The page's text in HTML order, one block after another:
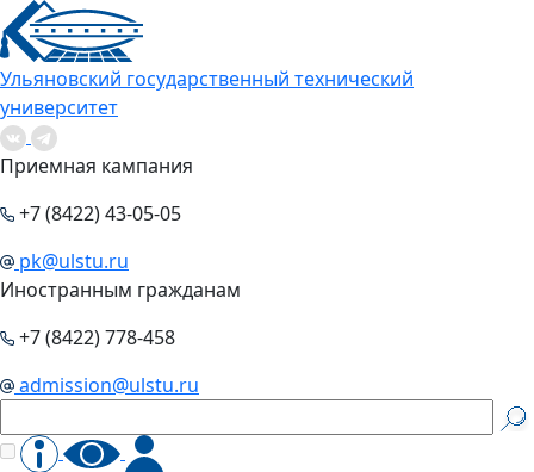
Ульяновский государственный технический
университет
Приемная кампания
+7 (8422) 43-05-05
pk@ulstu.ru
Иностранным гражданам
+7 (8422) 778-458
admission@ulstu.ru